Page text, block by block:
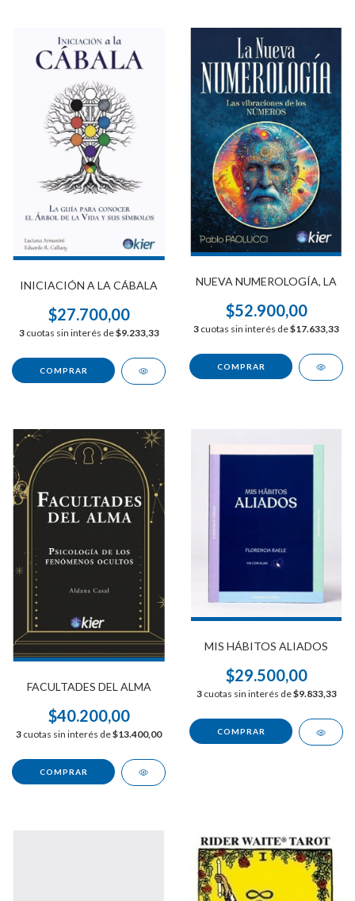
INICIACIÓN A LA CÁBALA
$27.700,00
3 cuotas sin interés de$9.233,33
NUEVA NUMEROLOGÍA, LA
$52.900,00
3 cuotas sin interés de$17.633,33
FACULTADES DEL ALMA
$40.200,00
3 cuotas sin interés de$13.400,00
MIS HÁBITOS ALIADOS
$29.500,00
3 cuotas sin interés de$9.833,33